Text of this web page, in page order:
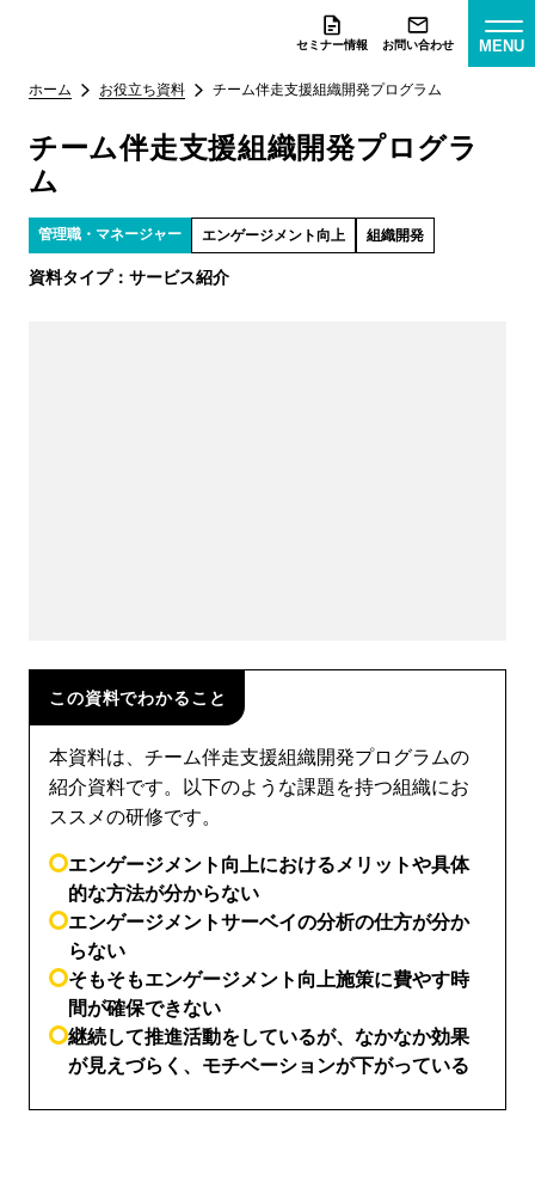
セミナー情報 お問い合わせ MENU
ホーム お役立ち資料 チーム伴走支援組織開発プログラム
チーム伴走支援組織開発プログラ
ム
管理職・マネージャー エンゲージメント向上 組織開発
資料タイプ： サービス紹介
この資料でわかること
本資料は、チーム伴走支援組織開発プログラムの
紹介資料です。以下のような課題を持つ組織にお
ススメの研修です。
エンゲージメント向上におけるメリットや具体
的な方法が分からない
エンゲージメントサーベイの分析の仕方が分か
らない
そもそもエンゲージメント向上施策に費やす時
間が確保できない
継続して推進活動をしているが、なかなか効果
が見えづらく、モチベーションが下がっている